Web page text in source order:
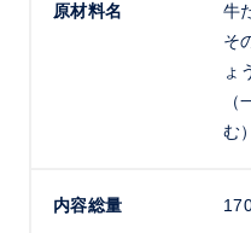
原材料名
牛
そ
ょ
む）
内容総量